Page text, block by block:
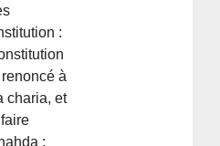
:
à
charia, et
;